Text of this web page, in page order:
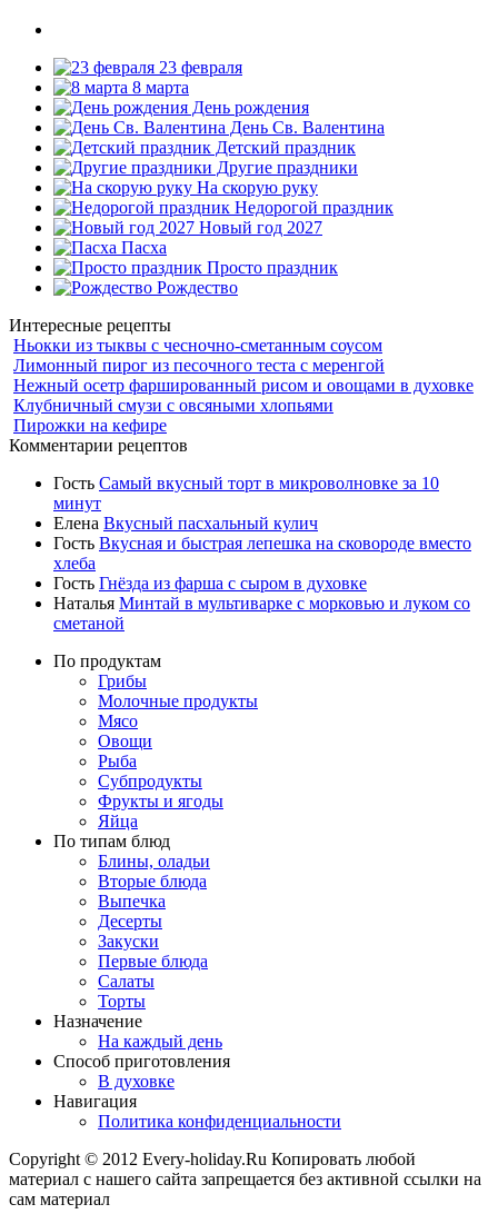
23 февраля
8 марта
День рождения
День Св. Валентина
Детский праздник
Другие праздники
На скорую руку
Недорогой праздник
Новый год 2027
Пасха
Просто праздник
Рождество
Интересные рецепты
Ньокки из тыквы с чесночно-сметанным соусом
Лимонный пирог из песочного теста с меренгой
Нежный осетр фаршированный рисом и овощами в духовке
Клубничный смузи с овсяными хлопьями
Пирожки на кефире
Комментарии рецептов
Гость Самый вкусный торт в микроволновке за 10
минут
Елена Вкусный пасхальный кулич
Гость Вкусная и быстрая лепешка на сковороде вместо
хлеба
Гость Гнёзда из фарша с сыром в духовке
Наталья Минтай в мультиварке с морковью и луком со
сметаной
По продуктам
Грибы
Молочные продукты
Мясо
Овощи
Рыба
Субпродукты
Фрукты и ягоды
Яйца
По типам блюд
Блины, оладьи
Вторые блюда
Выпечка
Десерты
Закуски
Первые блюда
Салаты
Торты
Назначение
На каждый день
Способ приготовления
В духовке
Навигация
Политика конфиденциальности
Copyright © 2012 Every-holiday.Ru Копировать любой
материал с нашего сайта запрещается без активной ссылки на
сам материал